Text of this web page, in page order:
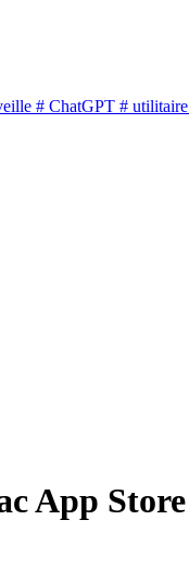
# ChatGPT # utilitaire
App Store